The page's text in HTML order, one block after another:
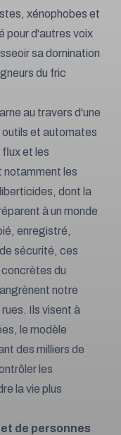
xénophobes et
pour d'autres voix
sa domination
du fric
au travers d'une
outils et automates
flux et les
notamment les
dont la
à un monde
enregistré,
sécurité, ces
du
notre
Ils visent à
le modèle
des milliers de
les
la vie plus
de personnes